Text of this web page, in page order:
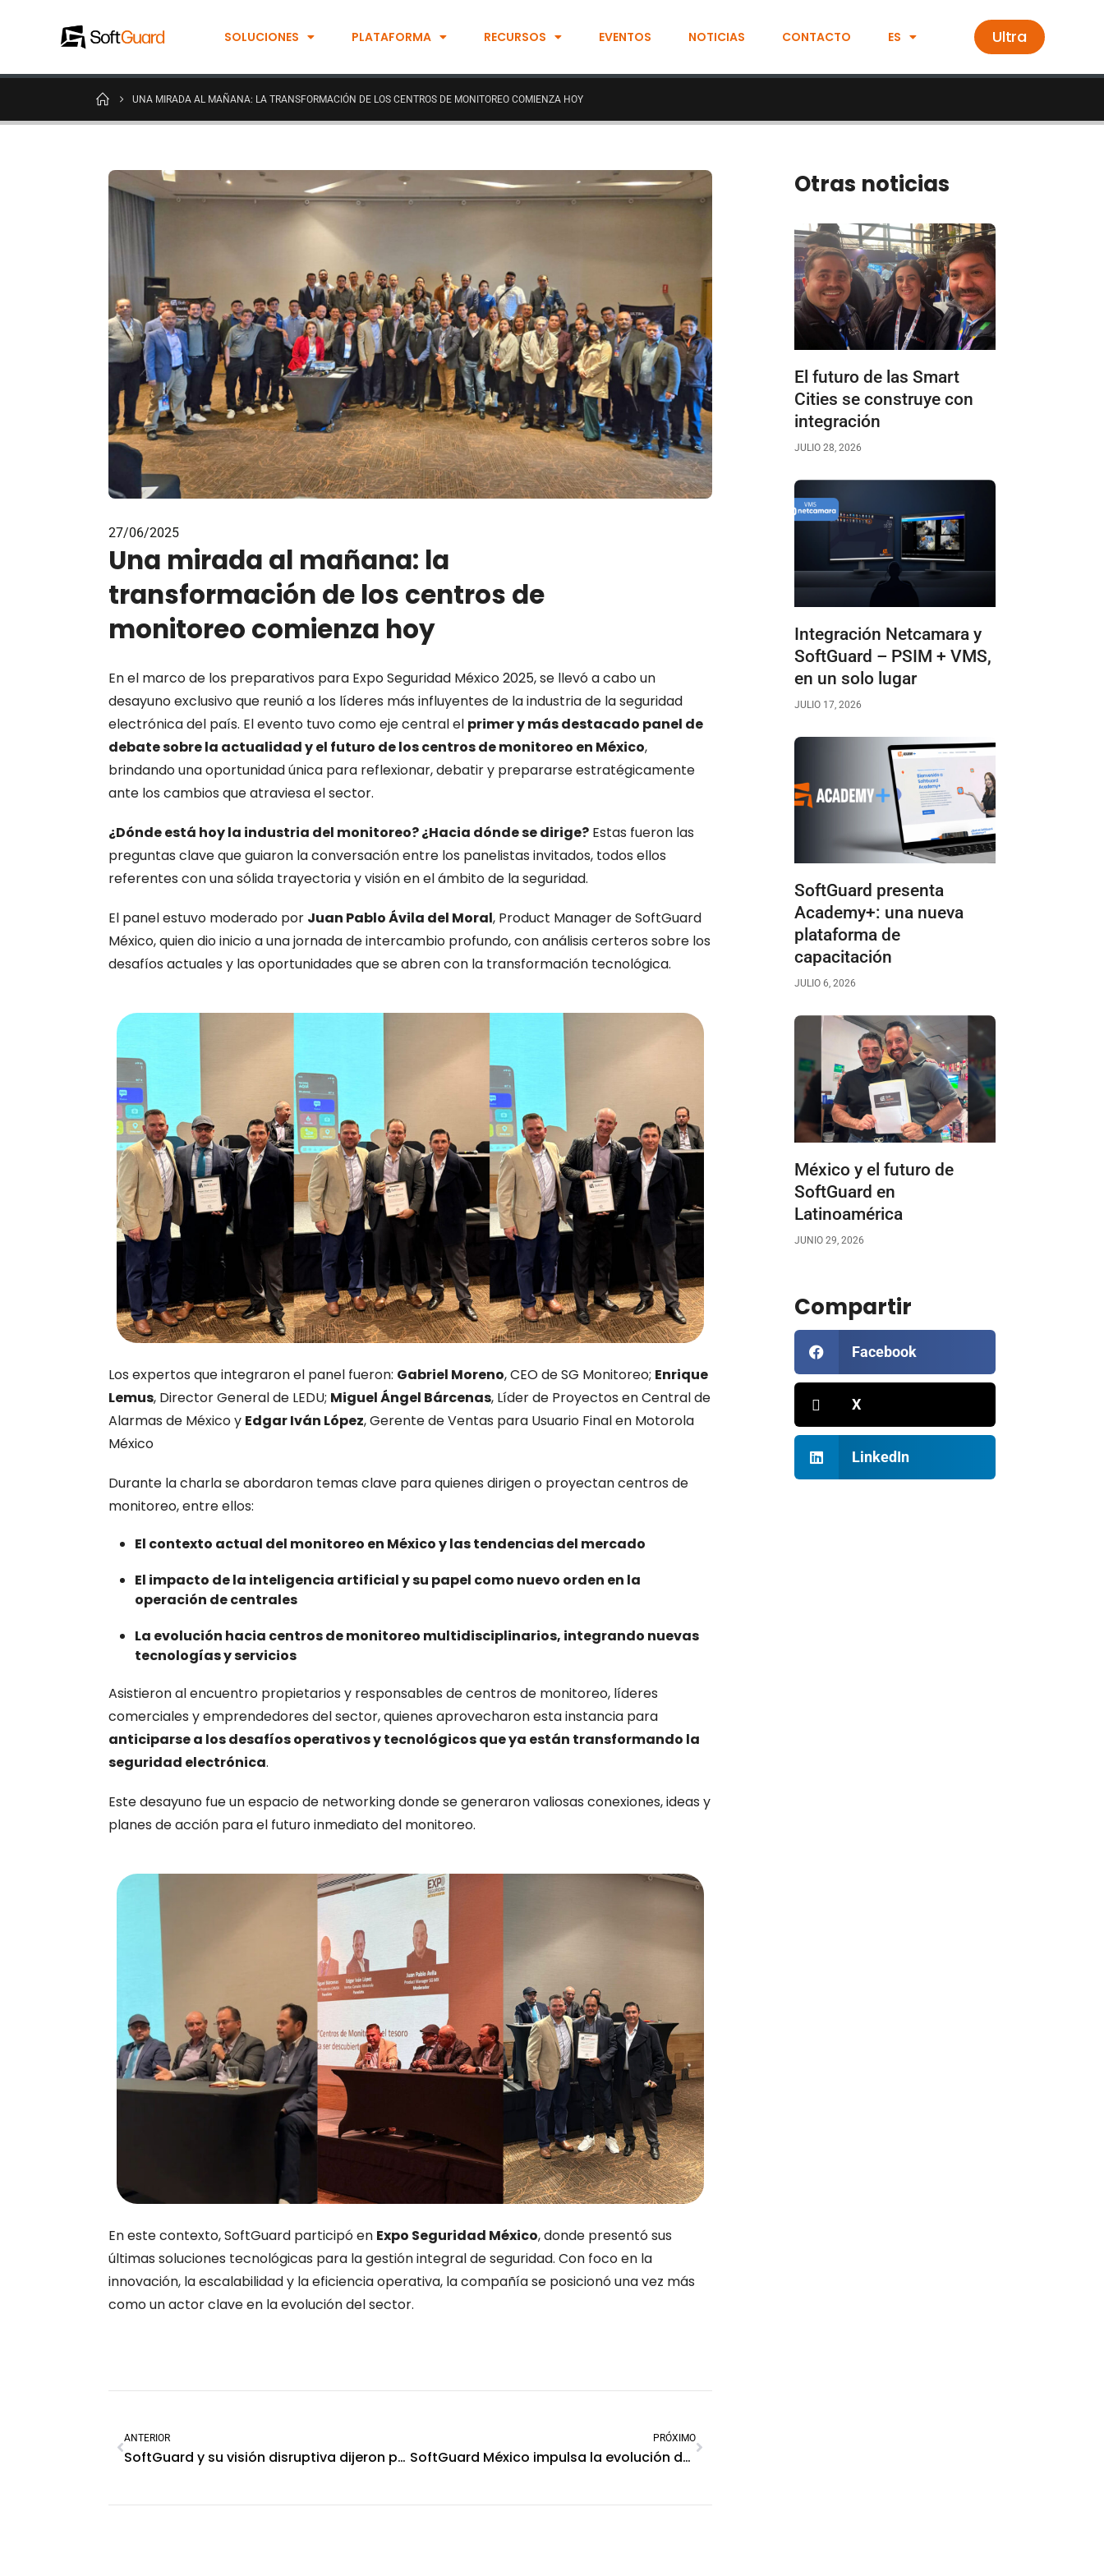
SOLUCIONES PLATAFORMA RECURSOS EVENTOS NOTICIAS CONTACTO ES Ultra
UNA MIRADA AL MAÑANA: LA TRANSFORMACIÓN DE LOS CENTROS DE MONITOREO COMIENZA HOY
27/06/2025
Una mirada al mañana: la
transformación de los centros de
monitoreo comienza hoy
En el marco de los preparativos para Expo Seguridad México 2025, se llevó a cabo un
desayuno exclusivo que reunió a los líderes más influyentes de la industria de la seguridad
electrónica del país. El evento tuvo como eje central el primer y más destacado panel de
debate sobre la actualidad y el futuro de los centros de monitoreo en México,
brindando una oportunidad única para reflexionar, debatir y prepararse estratégicamente
ante los cambios que atraviesa el sector.
¿Dónde está hoy la industria del monitoreo? ¿Hacia dónde se dirige? Estas fueron las
preguntas clave que guiaron la conversación entre los panelistas invitados, todos ellos
referentes con una sólida trayectoria y visión en el ámbito de la seguridad.
El panel estuvo moderado por Juan Pablo Ávila del Moral, Product Manager de SoftGuard
México, quien dio inicio a una jornada de intercambio profundo, con análisis certeros sobre los
desafíos actuales y las oportunidades que se abren con la transformación tecnológica.
Los expertos que integraron el panel fueron: Gabriel Moreno, CEO de SG Monitoreo; Enrique
Lemus, Director General de LEDU; Miguel Ángel Bárcenas, Líder de Proyectos en Central de
Alarmas de México y Edgar Iván López, Gerente de Ventas para Usuario Final en Motorola
México
Durante la charla se abordaron temas clave para quienes dirigen o proyectan centros de
monitoreo, entre ellos:
El contexto actual del monitoreo en México y las tendencias del mercado
El impacto de la inteligencia artificial y su papel como nuevo orden en la
operación de centrales
La evolución hacia centros de monitoreo multidisciplinarios, integrando nuevas
tecnologías y servicios
Asistieron al encuentro propietarios y responsables de centros de monitoreo, líderes
comerciales y emprendedores del sector, quienes aprovecharon esta instancia para
anticiparse a los desafíos operativos y tecnológicos que ya están transformando la
seguridad electrónica.
Este desayuno fue un espacio de networking donde se generaron valiosas conexiones, ideas y
planes de acción para el futuro inmediato del monitoreo.
En este contexto, SoftGuard participó en Expo Seguridad México, donde presentó sus
últimas soluciones tecnológicas para la gestión integral de seguridad. Con foco en la
innovación, la escalabilidad y la eficiencia operativa, la compañía se posicionó una vez más
como un actor clave en la evolución del sector.
ANTERIOR
SoftGuard y su visión disruptiva dijeron presente en el Encuentro Tecnológico ALAS en El Salvador
PRÓXIMO
SoftGuard México impulsa la evolución de la seguridad con su Certificación para Administradores
Otras noticias
El futuro de las Smart
Cities se construye con
integración
JULIO 28, 2026
Integración Netcamara y
SoftGuard – PSIM + VMS,
en un solo lugar
JULIO 17, 2026
SoftGuard presenta
Academy+: una nueva
plataforma de
capacitación
JULIO 6, 2026
México y el futuro de
SoftGuard en
Latinoamérica
JUNIO 29, 2026
Compartir
Facebook
X
LinkedIn